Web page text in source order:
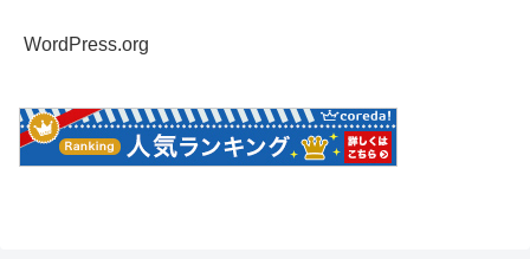
WordPress.org